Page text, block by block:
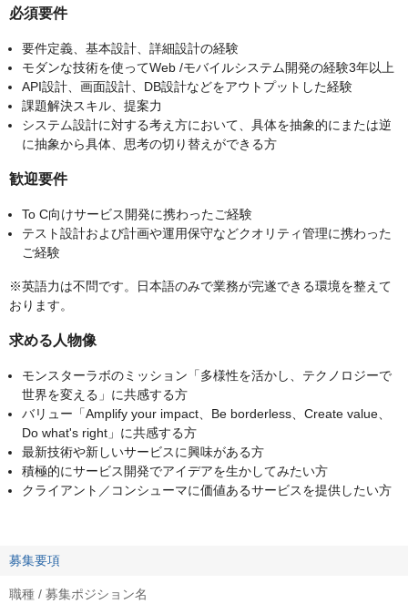
必須要件
要件定義、基本設計、詳細設計の経験
モダンな技術を使ってWeb /モバイルシステム開発の経験3年以上
API設計、画面設計、DB設計などをアウトプットした経験
課題解決スキル、提案力
システム設計に対する考え方において、具体を抽象的にまたは逆
に抽象から具体、思考の切り替えができる方
歓迎要件
To C向けサービス開発に携わったご経験
テスト設計および計画や運用保守などクオリティ管理に携わった
ご経験
※英語力は不問です。日本語のみで業務が完遂できる環境を整えて
おります。
求める人物像
モンスターラボのミッション「多様性を活かし、テクノロジーで
世界を変える」に共感する方
バリュー「Amplify your impact、Be borderless、Create value、
Do what's right」に共感する方
最新技術や新しいサービスに興味がある方
積極的にサービス開発でアイデアを生かしてみたい方
クライアント／コンシューマに価値あるサービスを提供したい方
募集要項
職種 / 募集ポジション名